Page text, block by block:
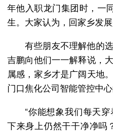
年他入职龙门集团时，一
生。大家认为，回家乡发展
有些朋友不理解他的
吉鹏向他们一一解释说，
属感，家乡才是广阔天地
门口焦化公司智能管控中
“你能想象我们每天
下来身上仍然干干净净吗